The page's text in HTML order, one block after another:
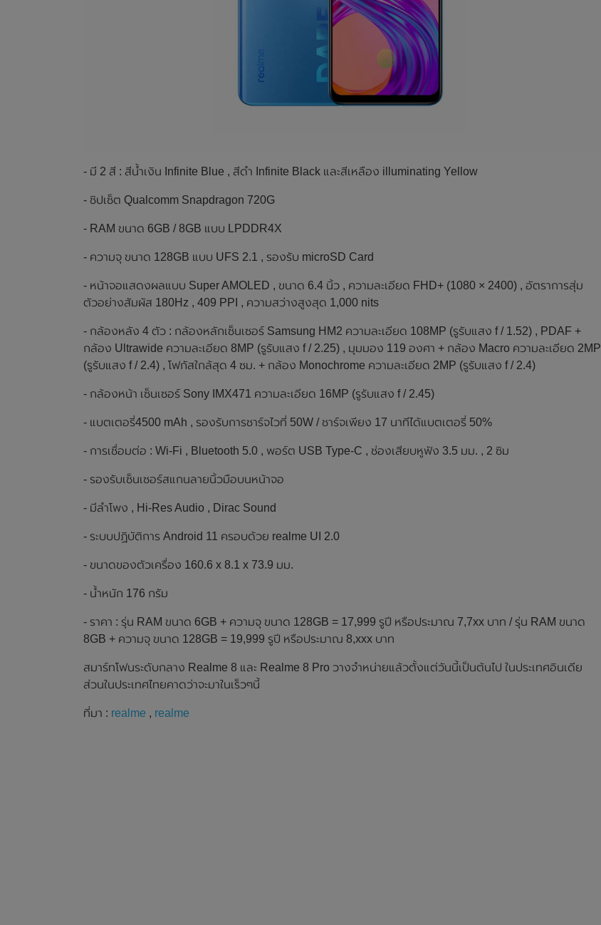
- มี 2 สี : สีน้ำเงิน Infinite Blue , สีดำ Infinite Black และสีเหลือง illuminating Yellow
- ชิปเซ็ต Qualcomm Snapdragon 720G
- RAM ขนาด 6GB / 8GB แบบ LPDDR4X
- ความจุ ขนาด 128GB แบบ UFS 2.1 , รองรับ microSD Card
- หน้าจอแสดงผลแบบ Super AMOLED , ขนาด 6.4 นิ้ว , ความละเอียด FHD+ (1080 × 2400) , อัตราการสุ่ม
ตัวอย่างสัมผัส 180Hz , 409 PPI , ความสว่างสูงสุด 1,000 nits
- กล้องหลัง 4 ตัว : กล้องหลักเซ็นเซอร์ Samsung HM2 ความละเอียด 108MP (รูรับแสง f / 1.52) , PDAF +
กล้อง Ultrawide ความละเอียด 8MP (รูรับแสง f / 2.25) , มุมมอง 119 องศา + กล้อง Macro ความละเอียด 2MP
(รูรับแสง f / 2.4) , โฟกัสใกล้สุด 4 ซม. + กล้อง Monochrome ความละเอียด 2MP (รูรับแสง f / 2.4)
- กล้องหน้า เซ็นเซอร์ Sony IMX471 ความละเอียด 16MP (รูรับแสง f / 2.45)
- แบตเตอรี่4500 mAh , รองรับการชาร์จไวที่ 50W / ชาร์จเพียง 17 นาทีได้แบตเตอรี่ 50%
- การเชื่อมต่อ : Wi-Fi , Bluetooth 5.0 , พอร์ต USB Type-C , ช่องเสียบหูฟัง 3.5 มม. , 2 ซิม
- รองรับเซ็นเซอร์สแกนลายนิ้วมือบนหน้าจอ
- มีลำโพง , Hi-Res Audio , Dirac Sound
- ระบบปฏิบัติการ Android 11 ครอบด้วย realme UI 2.0
- ขนาดของตัวเครื่อง 160.6 x 8.1 x 73.9 มม.
- น้ำหนัก 176 กรัม
- ราคา : รุ่น RAM ขนาด 6GB + ความจุ ขนาด 128GB = 17,999 รูปี หรือประมาณ 7,7xx บาท / รุ่น RAM ขนาด
8GB + ความจุ ขนาด 128GB = 19,999 รูปี หรือประมาณ 8,xxx บาท
สมาร์ทโฟนระดับกลาง Realme 8 และ Realme 8 Pro วางจำหน่ายแล้วตั้งแต่วันนี้เป็นต้นไป ในประเทศอินเดีย
ส่วนในประเทศไทยคาดว่าจะมาในเร็วๆนี้
ที่มา : realme , realme